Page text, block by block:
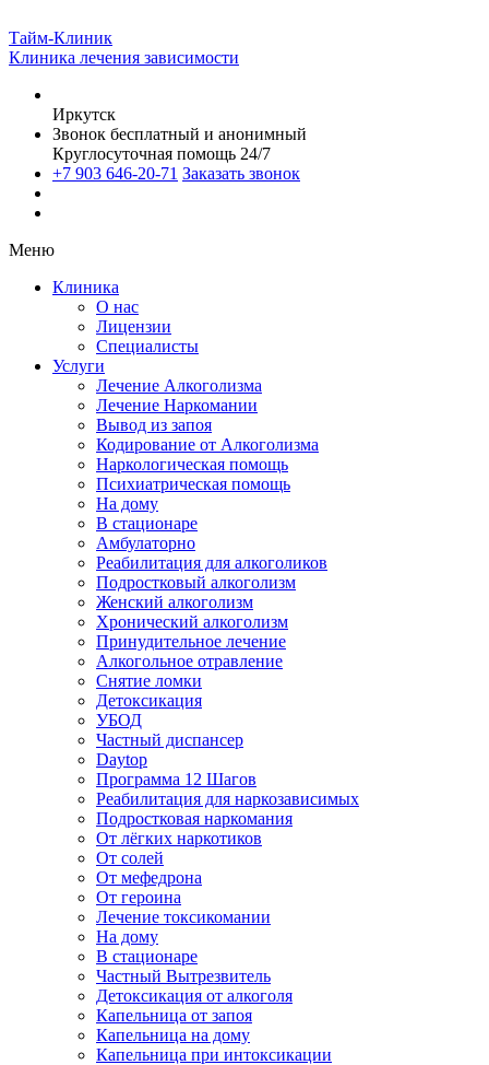
Тайм-Клиник
Клиника лечения зависимости
Иркутск
Звонок бесплатный и анонимный
Круглосуточная помощь 24/7
+7 903 646-20-71 Заказать звонок
Меню
Клиника
О нас
Лицензии
Специалисты
Услуги
Лечение Алкоголизма
Лечение Наркомании
Вывод из запоя
Кодирование от Алкоголизма
Наркологическая помощь
Психиатрическая помощь
На дому
В стационаре
Амбулаторно
Реабилитация для алкоголиков
Подростковый алкоголизм
Женский алкоголизм
Хронический алкоголизм
Принудительное лечение
Алкогольное отравление
Снятие ломки
Детоксикация
УБОД
Частный диспансер
Daytop
Программа 12 Шагов
Реабилитация для наркозависимых
Подростковая наркомания
От лёгких наркотиков
От солей
От мефедрона
От героина
Лечение токсикомании
На дому
В стационаре
Частный Вытрезвитель
Детоксикация от алкоголя
Капельница от запоя
Капельница на дому
Капельница при интоксикации